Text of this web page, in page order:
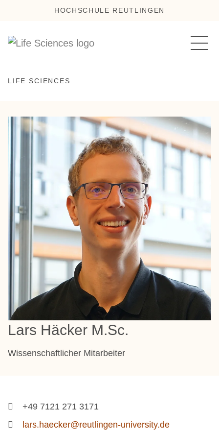
HOCHSCHULE REUTLINGEN
LIFE SCIENCES
Lars Häcker M.Sc.
Wissenschaftlicher Mitarbeiter
+49 7121 271 3171
lars.haecker@reutlingen-university.de